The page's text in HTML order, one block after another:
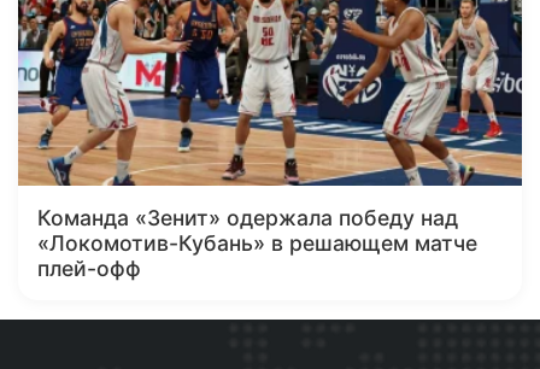
Команда «Зенит» одержала победу над
«Локомотив-Кубань» в решающем матче
плей-офф